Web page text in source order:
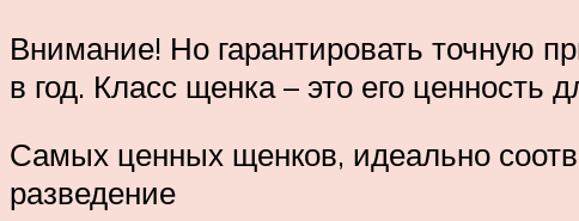
Внимание! Но гарантировать точную
в год. Класс щенка – это его ценность
Самых ценных щенков, идеально
разведение